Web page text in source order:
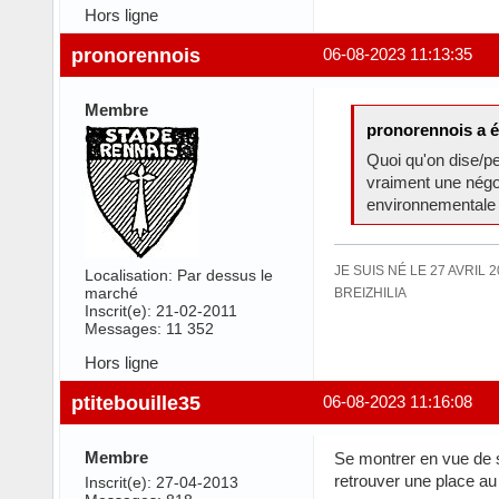
Hors ligne
06-08-2023 11:13:35
pronorennois
Membre
Localisation: Par dessus le
marché
Inscrit(e): 21-02-2011
Messages: 11 352
pronorennois a
Quoi qu'on dise/
vraiment une
JE SUIS NÉ LE 27 AVRIL
BREIZHILIA
Hors ligne
06-08-2023 11:16:08
ptitebouille35
Membre
Inscrit(e): 27-04-2013
Se montrer en vue de
retrouver une place